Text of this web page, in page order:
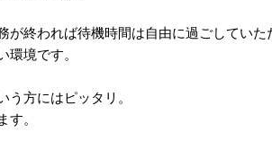
終われば待機時間は自由に過ごしていた
境です。
う方にはピッタリ。
。